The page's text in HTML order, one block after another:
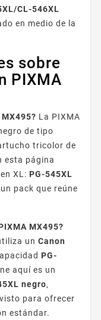
CL-546XL
en medio de la
sobre
PIXMA
La PIXMA
de tipo
tricolor de
esta página
XL: PG-545XL
pack que reúne
MX495?
un Canon
PG-
aquí es un
negro,
para ofrecer
estándar.